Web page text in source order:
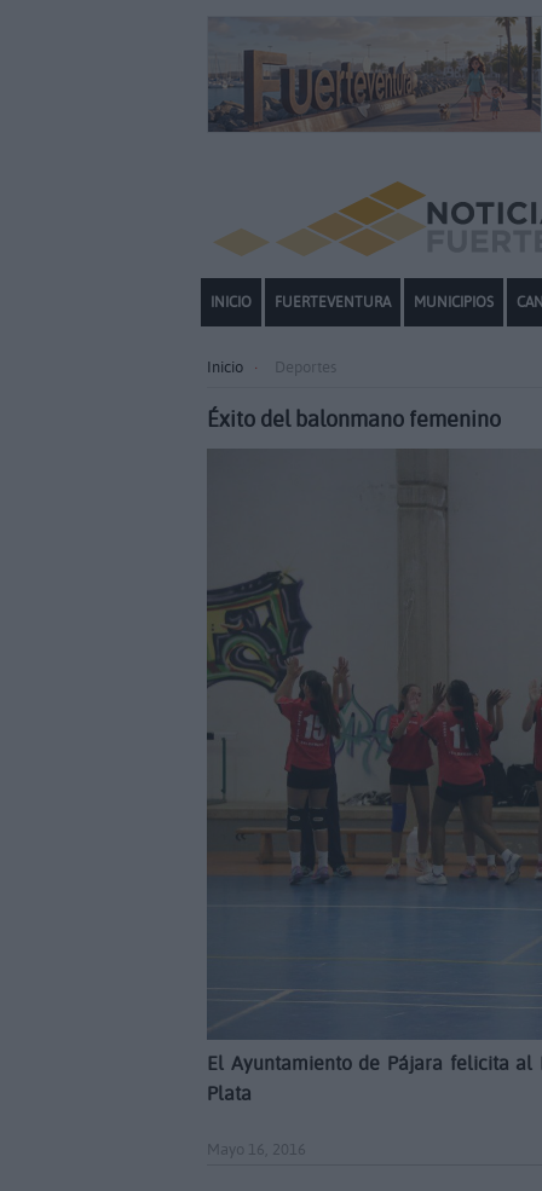
INICIO FUERTEVENTURA MUNICIPIOS
Inicio Deportes
Éxito del balonmano femenino
El Ayuntamiento de Pájara felicita
Plata
Mayo 16, 2016